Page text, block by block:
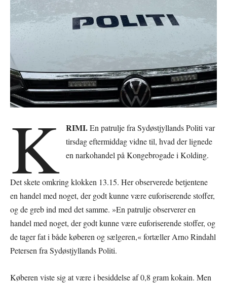
K RIMI.En patrulje fra Sydøstjyllands Politi var
tirsdag eftermiddag vidne til, hvad der lignede
en narkohandel på Kongebrogade i Kolding.
Det skete omkring klokken 13.15. Her observerede betjentene
en handel med noget, der godt kunne være euforiserende stoffer,
og de greb ind med det samme. »En patrulje observerer en
handel med noget, der godt kunne være euforiserende stoffer, og
de tager fat i både køberen og sælgeren,« fortæller Arno Rindahl
Petersen fra Sydøstjyllands Politi.
Køberen viste sig at være i besiddelse af 0,8 gram kokain. Men